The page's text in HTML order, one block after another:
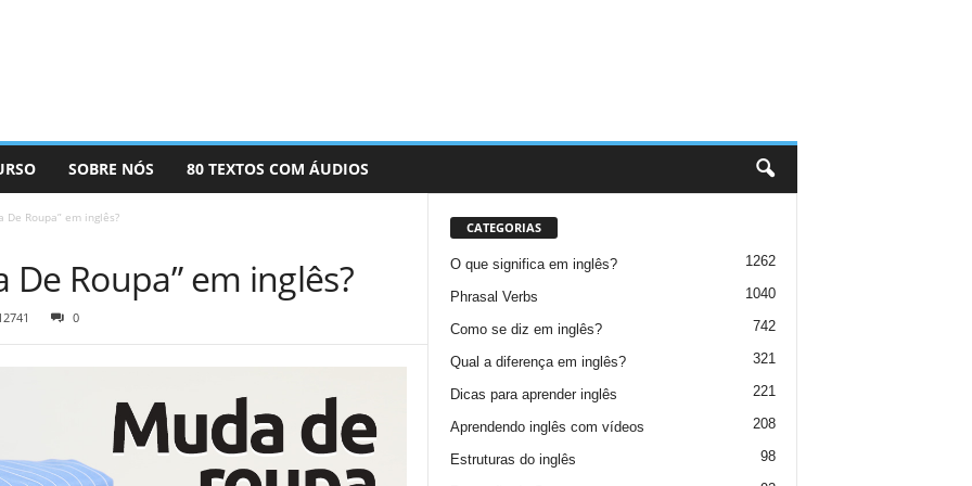
SOBRE NÓS 80 TEXTOS COM ÁUDIOS
De Roupa” em inglês?
De Roupa” em inglês?
0
CATEGORIAS
O que significa em inglês? 1262
Phrasal Verbs 1040
Como se diz em inglês? 742
Qual a diferença em inglês? 321
Dicas para aprender inglês 221
Aprendendo inglês com vídeos 208
Estruturas do inglês 98